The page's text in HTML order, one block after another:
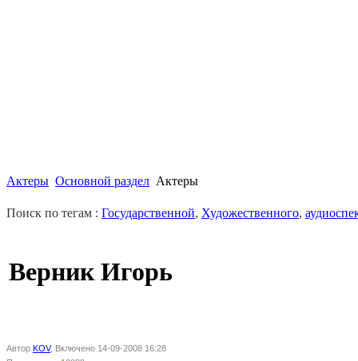
Актеры Основной раздел Актеры
Поиск по тегам : Государственной, Художественного,
Верник Игорь
Автор KOV, Включено 14-09-2008 16:28